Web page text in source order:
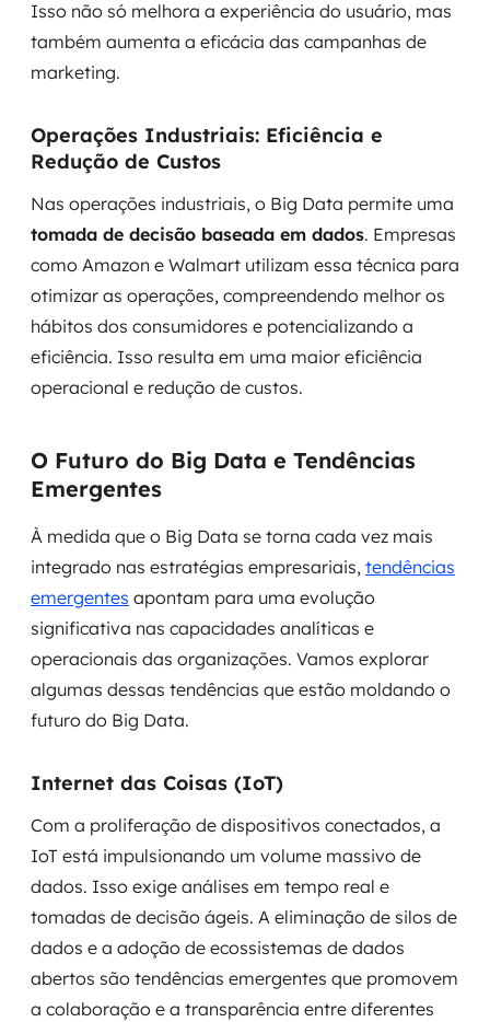
Isso não só melhora a experiência do usuário, mas
também aumenta a eficácia das campanhas de
marketing.
Operações Industriais: Eficiência e
Redução de Custos
Nas operações industriais, o Big Data permite uma
tomada de decisão baseada em dados. Empresas
como Amazon e Walmart utilizam essa técnica para
otimizar as operações, compreendendo melhor os
hábitos dos consumidores e potencializando a
eficiência. Isso resulta em uma maior eficiência
operacional e redução de custos.
O Futuro do Big Data e Tendências
Emergentes
À medida que o Big Data se torna cada vez mais
integrado nas estratégias empresariais, tendências
emergentes apontam para uma evolução
significativa nas capacidades analíticas e
operacionais das organizações. Vamos explorar
algumas dessas tendências que estão moldando o
futuro do Big Data.
Internet das Coisas (IoT)
Com a proliferação de dispositivos conectados, a
IoT está impulsionando um volume massivo de
dados. Isso exige análises em tempo real e
tomadas de decisão ágeis. A eliminação de silos de
dados e a adoção de ecossistemas de dados
abertos são tendências emergentes que promovem
a colaboração e a transparência entre diferentes